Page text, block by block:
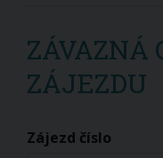
ZÁVAZNÁ
ZÁJEZDU
Zájezd číslo